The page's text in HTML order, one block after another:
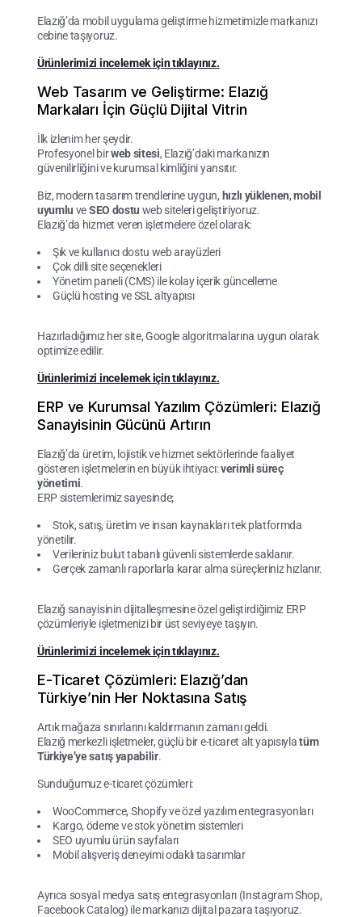
Elazığ’da mobil uygulama geliştirme hizmetimizle markanızı
cebine taşıyoruz.
Ürünlerimizi incelemek için tıklayınız.
Web Tasarım ve Geliştirme: Elazığ
Markaları İçin Güçlü Dijital Vitrin
İlk izlenim her şeydir.
Profesyonel birweb sitesi, Elazığ’daki markanızın
güvenilirliğini ve kurumsal kimliğini yansıtır.
Biz, modern tasarım trendlerine uygun, hızlı yüklenen,mobil
uyumlu veSEO dostu web siteleri geliştiriyoruz.
Elazığ’da hizmet veren işletmelere özel olarak:
Şık ve kullanıcı dostu web arayüzleri
Çok dilli site seçenekleri
Yönetim paneli (CMS) ile kolay içerik güncelleme
Güçlü hosting ve SSL altyapısı
Hazırladığımız her site, Google algoritmalarına uygun olarak
optimize edilir.
Ürünlerimizi incelemek için tıklayınız.
ERP ve Kurumsal Yazılım Çözümleri: Elazığ
Sanayisinin Gücünü Artırın
Elazığ’da üretim, lojistik ve hizmet sektörlerinde faaliyet
gösteren işletmelerin en büyük ihtiyacı:verimli süreç
yönetimi.
ERP sistemlerimiz sayesinde;
Stok, satış, üretim ve insan kaynakları tek platformda
yönetilir.
Verileriniz bulut tabanlı güvenli sistemlerde saklanır.
Gerçek zamanlı raporlarla karar alma süreçleriniz hızlanır.
Elazığ sanayisinin dijitalleşmesine özel geliştirdiğimiz ERP
çözümleriyle işletmenizi bir üst seviyeye taşıyın.
Ürünlerimizi incelemek için tıklayınız.
E-Ticaret Çözümleri: Elazığ’dan
Türkiye’nin Her Noktasına Satış
Artık mağaza sınırlarını kaldırmanın zamanı geldi.
Elazığ merkezli işletmeler, güçlü bir e-ticaret alt yapısıylatüm
Türkiye’ye satış yapabilir.
Sunduğumuz e-ticaret çözümleri:
WooCommerce, Shopify ve özel yazılım entegrasyonları
Kargo, ödeme ve stok yönetim sistemleri
SEO uyumlu ürün sayfaları
Mobil alışveriş deneyimi odaklı tasarımlar
Ayrıca sosyal medya satış entegrasyonları (Instagram Shop,
Facebook Catalog) ile markanızı dijital pazara taşıyoruz.